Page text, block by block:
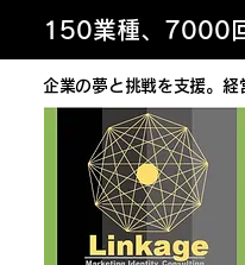
150業種、7000
企業の夢と挑戦を支援。